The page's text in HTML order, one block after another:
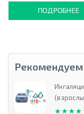
ПОДРОБНЕЕ
Рекомендуем